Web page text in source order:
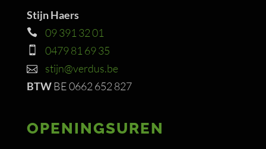
Stijn Haers
09 391 32 01
0479 81 69 35
stijn@verdus.be
BTWBE 0662 652 827
OPENINGSUREN